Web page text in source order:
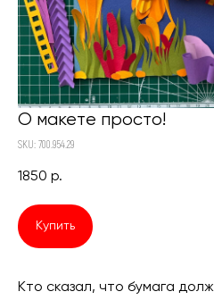
О макете просто!
SKU: 700.954.29
1850 р.
Купить
Кто сказал, что бумага